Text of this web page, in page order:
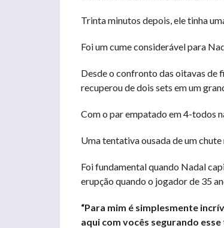
Trinta minutos depois, ele tinha
Foi um cume considerável para
Desde o confronto das oitavas de
recuperou de dois sets em um
Com o par empatado em 4-todos
Uma tentativa ousada de um
Foi fundamental quando Nadal
erupção quando o jogador de 35
“Para mim é simplesmente
aqui com vocês segurando